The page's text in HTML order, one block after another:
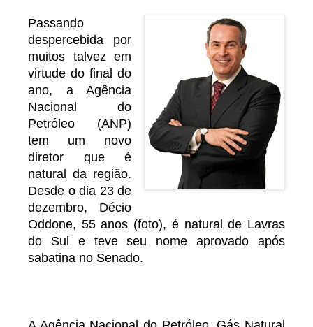
Passando
despercebida por
muitos talvez em
virtude do final do
ano, a Agência
Nacional do
Petróleo (ANP)
tem um novo
diretor que é
natural da região.
Desde o dia 23 de
dezembro, Décio
Oddone, 55 anos (foto), é natural de Lavras
do Sul e teve seu nome aprovado após
sabatina no Senado.